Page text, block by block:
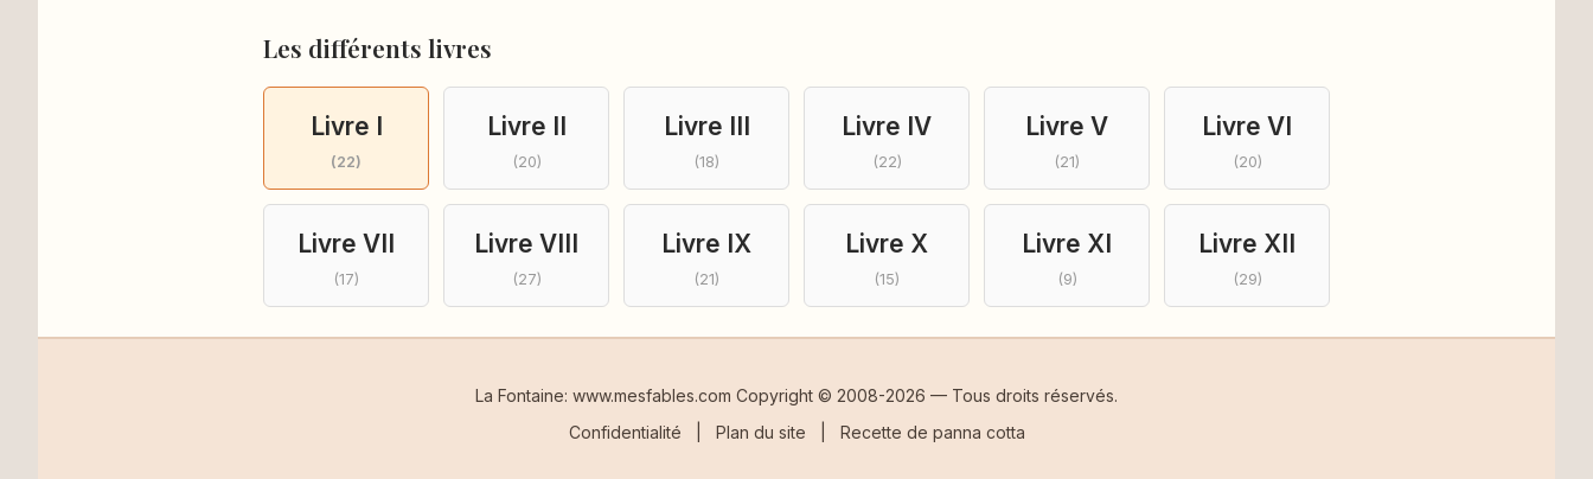
Les différents livres
Livre I
(22)
Livre II
(20)
Livre III
(18)
Livre IV
(22)
Livre V
(21)
Livre VI
(20)
Livre VII
(17)
Livre VIII
(27)
Livre IX
(21)
Livre X
(15)
Livre XI
(9)
Livre XII
(29)
La Fontaine: www.mesfables.com Copyright © 2008-2026 — Tous droits réservés.
Confidentialité
Plan du site Recette de panna cotta